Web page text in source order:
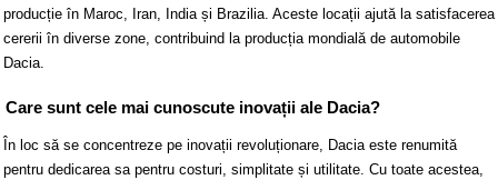
producție în Maroc, Iran, India și Brazilia. Aceste locații ajută la satisfacerea
cererii în diverse zone, contribuind la producția mondială de automobile
Dacia.
Care sunt cele mai cunoscute inovații ale Dacia?
În loc să se concentreze pe inovații revoluționare, Dacia este renumită
pentru dedicarea sa pentru costuri, simplitate și utilitate. Cu toate acestea,